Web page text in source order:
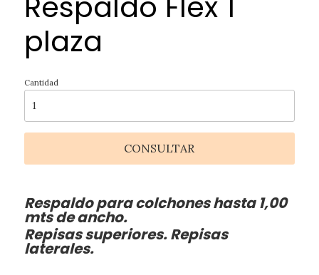
plaza
Cantidad
CONSULTAR
Respaldo para colchones hasta 1,00
mts de ancho.
Repisas superiores. Repisas
laterales.